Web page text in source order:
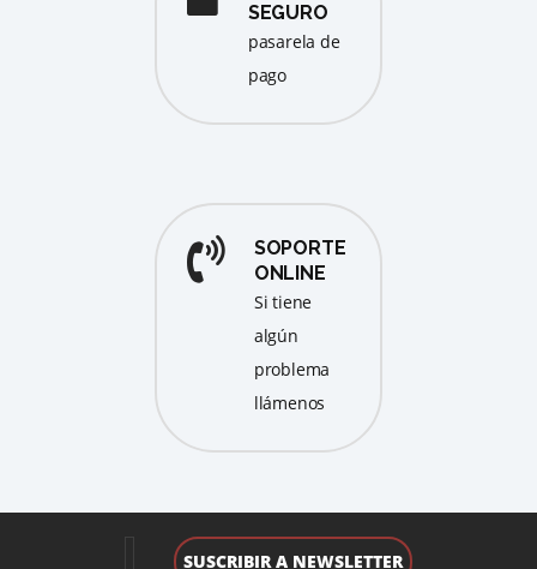
SEGURO
pasarela de
pago
SOPORTE
ONLINE
Si tiene
algún
problema
llámenos